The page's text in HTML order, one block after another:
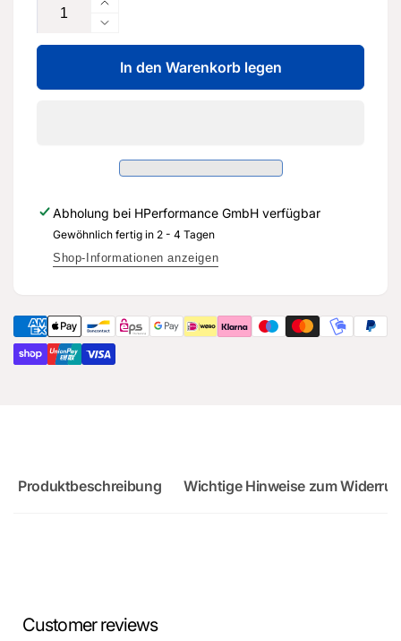
Erhöhe
die
Menge
für
Tandem-
5Q1
614
AD
REP
-
Audi
RS3
Sportback
Verringere
die
Menge
für
5Q1
019
AD
REP
Ersatzteil
für
Audi
RS3
In den Warenkorb legen
Abholung bei HPerformance GmbH verfügbar
Gewöhnlich fertig in 2 - 4 Tagen
Shop-Informationen anzeigen
Produktbeschreibung Wichtige Hinweise zum
Customer reviews